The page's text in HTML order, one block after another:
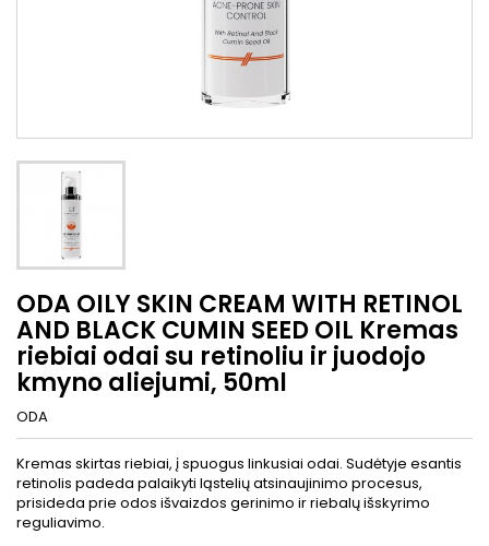
ODA OILY SKIN CREAM WITH RETINOL
AND BLACK CUMIN SEED OIL Kremas
riebiai odai su retinoliu ir juodojo
kmyno aliejumi, 50ml
ODA
Kremas skirtas riebiai, į spuogus linkusiai odai. Sudėtyje esantis
retinolis padeda palaikyti ląstelių atsinaujinimo procesus,
prisideda prie odos išvaizdos gerinimo ir riebalų išskyrimo
reguliavimo.